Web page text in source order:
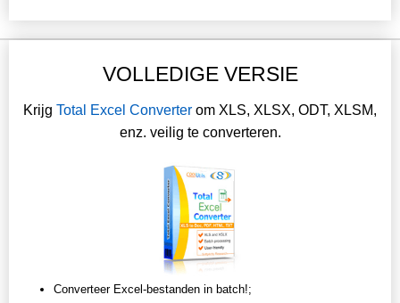
VOLLEDIGE VERSIE
Krijg Total Excel Converter om XLS, XLSX, ODT, XLSM,
enz. veilig te converteren.
Converteer Excel-bestanden in batch!;